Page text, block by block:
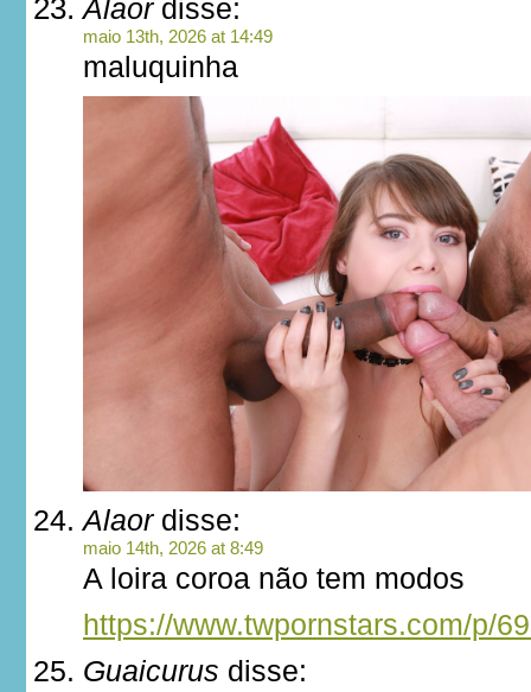
Alaordisse:
maio 13th, 2026 at 14:49
maluquinha
Alaordisse:
maio 14th, 2026 at 8:49
A loira coroa não tem modos
https://www.twpornstars.com/p/
Guaicurus disse: